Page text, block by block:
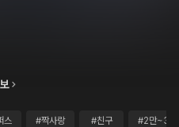
스 #짝사랑 #친구 #2만~3만